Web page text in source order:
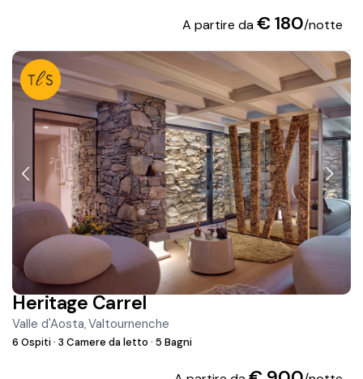
A partire da€ 180/notte
Heritage Carrel
Valle d'Aosta,Valtournenche
6 Ospiti· 3 Camere da letto· 5 Bagni